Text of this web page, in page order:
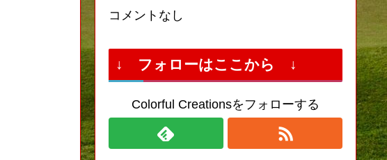
コメントなし
↓ フォローはここから ↓
Colorful Creationsをフォローする